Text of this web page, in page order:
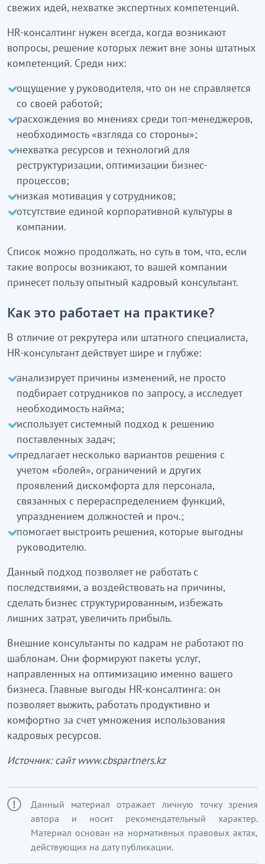
свежих идей, нехватке экспертных компетенций.
HR-консалтинг нужен всегда, когда возникают
вопросы, решение которых лежит вне зоны штатных
компетенций. Среди них:
ощущение у руководителя, что он не справляется
со своей работой;
расхождения во мнениях среди топ-менеджеров,
необходимость «взгляда со стороны»;
нехватка ресурсов и технологий для
реструктуризации, оптимизации бизнес-
процессов;
низкая мотивация у сотрудников;
отсутствие единой корпоративной культуры в
компании.
Список можно продолжать, но суть в том, что, если
такие вопросы возникают, то вашей компании
принесет пользу опытный кадровый консультант.
Как это работает на практике?
В отличие от рекрутера или штатного специалиста,
HR-консультант действует шире и глубже:
анализирует причины изменений, не просто
подбирает сотрудников по запросу, а исследует
необходимость найма;
использует системный подход к решению
поставленных задач;
предлагает несколько вариантов решения с
учетом «болей», ограничений и других
проявлений дискомфорта для персонала,
связанных с перераспределением функций,
упразднением должностей и проч.;
помогает выстроить решения, которые выгодны
руководителю.
Данный подход позволяет не работать с
последствиями, а воздействовать на причины,
сделать бизнес структурированным, избежать
лишних затрат, увеличить прибыль.
Внешние консультанты по кадрам не работают по
шаблонам. Они формируют пакеты услуг,
направленных на оптимизацию именно вашего
бизнеса. Главные выгоды HR-консалтинга: он
позволяет выжить, работать продуктивно и
комфортно за счет умножения использования
кадровых ресурсов.
Источник: сайт www.cbspartners.kz
Данный материал отражает личную точку зрения
автора и носит рекомендательный характер.
Материал основан на нормативных правовых актах,
действующих на дату публикации.